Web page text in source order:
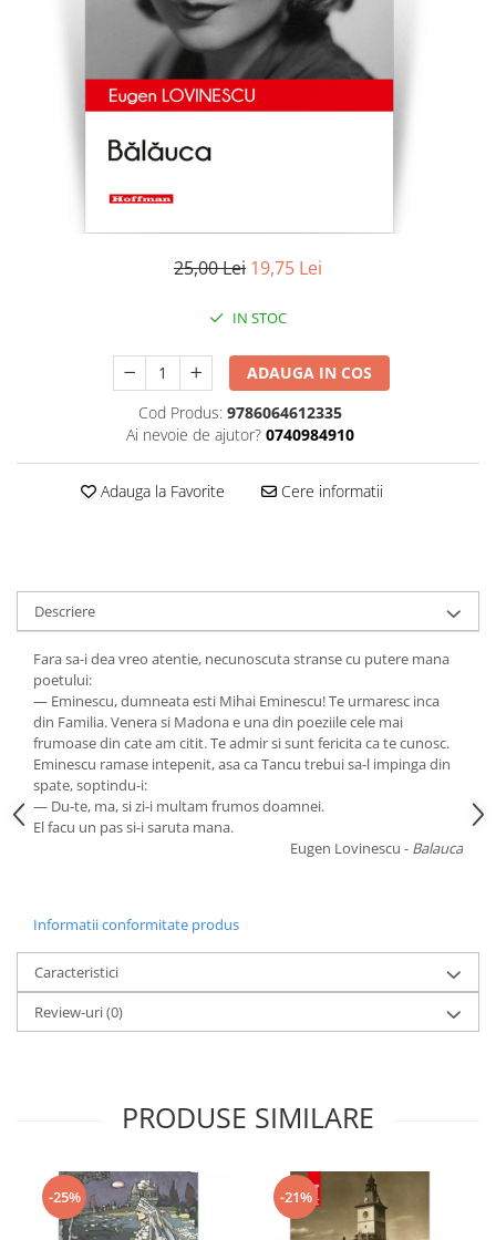
Contemporana
Publicistica / Reportaje / Interviuri
Sociologie si filozofie
25,00 Lei 19,75 Lei
IN STOC
ADAUGA IN COS
Cod Produs: 9786064612335
Ai nevoie de ajutor? 0740984910
Adauga la Favorite Cere informatii
Descriere
Fara sa-i dea vreo atentie, necunoscuta stranse cu putere mana
poetului:
— Eminescu, dumneata esti Mihai Eminescu! Te urmaresc inca
din Familia. Venera si Madona e una din poeziile cele mai
frumoase din cate am citit. Te admir si sunt fericita ca te cunosc.
Eminescu ramase intepenit, asa ca Tancu trebui sa-l impinga din
spate, soptindu-i:
— Du-te, ma, si zi-i multam frumos doamnei.
El facu un pas si-i saruta mana.
Eugen Lovinescu - Balauca
Informatii conformitate produs
Caracteristici
Review-uri(0)
PRODUSE SIMILARE
-25% -21%